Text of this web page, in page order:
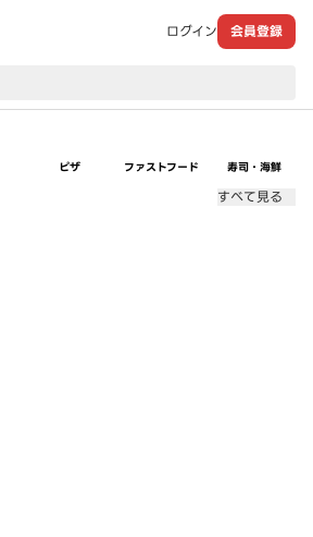
ログイン 会員登録
ピザ ファストフード 寿司・海鮮
すべて見る